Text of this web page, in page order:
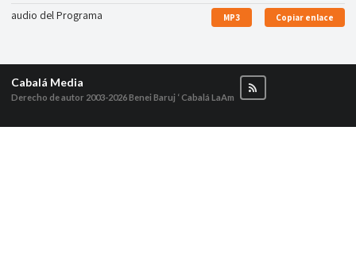
audio del Programa MP3 Copiar enlace
Cabalá Media
Derecho de autor 2003-2026Benei Baruj ‘ Cabalá LaAm